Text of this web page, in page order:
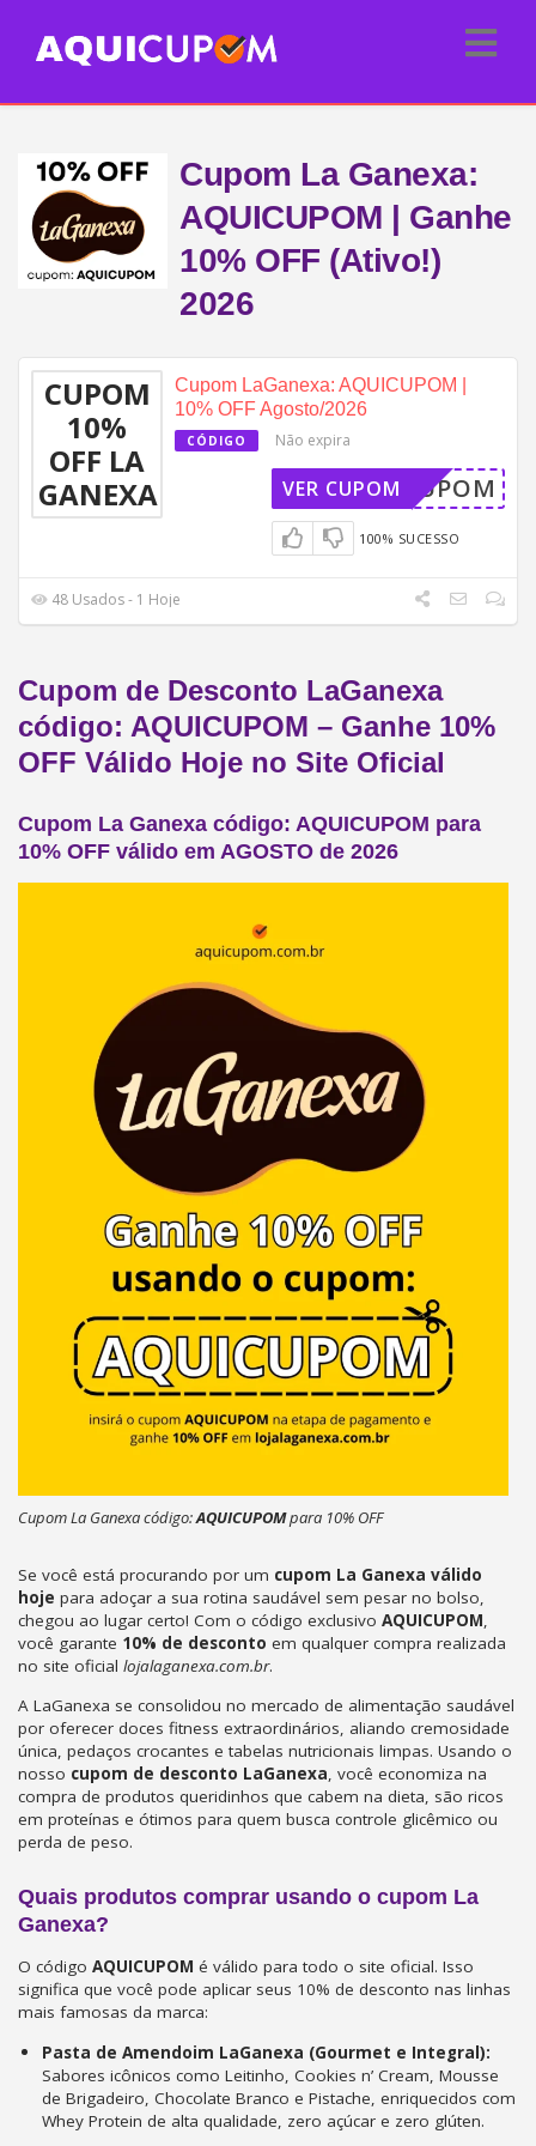
Cupom La Ganexa:
AQUICUPOM | Ganhe
10% OFF (Ativo!)
2026
CUPOM
10%
OFF LA
GANEXA
Cupom LaGanexa: AQUICUPOM |
10% OFF Agosto/2026
CÓDIGO Não expira
QUICUPOM
VER CUPOM
100% SUCESSO
48 Usados - 1 Hoje
Cupom de Desconto LaGanexa
código: AQUICUPOM – Ganhe 10%
OFF Válido Hoje no Site Oficial
Cupom La Ganexa código: AQUICUPOM para
10% OFF válido em AGOSTO de 2026
Cupom La Ganexa código:AQUICUPOMpara 10% OFF
Se você está procurando por um cupom La Ganexa válido
hoje para adoçar a sua rotina saudável sem pesar no bolso,
chegou ao lugar certo! Com o código exclusivo AQUICUPOM,
você garante 10% de desconto em qualquer compra realizada
no site oficial lojalaganexa.com.br.
A LaGanexa se consolidou no mercado de alimentação saudável
por oferecer doces fitness extraordinários, aliando cremosidade
única, pedaços crocantes e tabelas nutricionais limpas. Usando o
nosso cupom de desconto LaGanexa, você economiza na
compra de produtos queridinhos que cabem na dieta, são ricos
em proteínas e ótimos para quem busca controle glicêmico ou
perda de peso.
Quais produtos comprar usando o cupom La
Ganexa?
O código AQUICUPOM é válido para todo o site oficial. Isso
significa que você pode aplicar seus 10% de desconto nas linhas
mais famosas da marca:
Pasta de Amendoim LaGanexa (Gourmet e Integral):
Sabores icônicos como Leitinho, Cookies n’ Cream, Mousse
de Brigadeiro, Chocolate Branco e Pistache, enriquecidos com
Whey Protein de alta qualidade, zero açúcar e zero glúten.